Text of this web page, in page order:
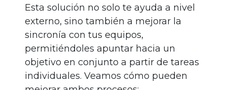
Esta solución no solo te ayuda a nivel
externo, sino también a mejorar la
sincronía con tus equipos,
permitiéndoles apuntar hacia un
objetivo en conjunto a partir de tareas
individuales. Veamos cómo pueden